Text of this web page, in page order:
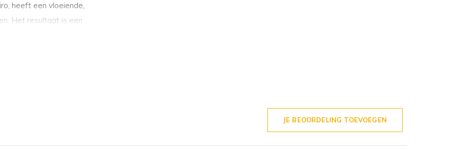
heeft een vloeiende,
Het resultaat is een
die dient als
als buiten gebruiken.
kunt u de Mio
JE BEOORDELING TOEVOEGEN